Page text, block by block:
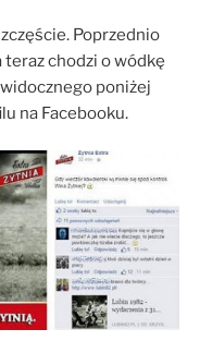
Poprzednio
teraz chodzi o wódkę
poniżej
na Facebooku.